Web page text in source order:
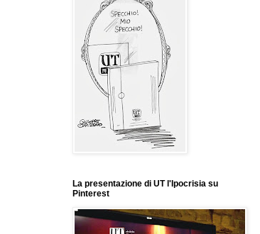
La presentazione di UT l'Ipocrisia su
Pinterest